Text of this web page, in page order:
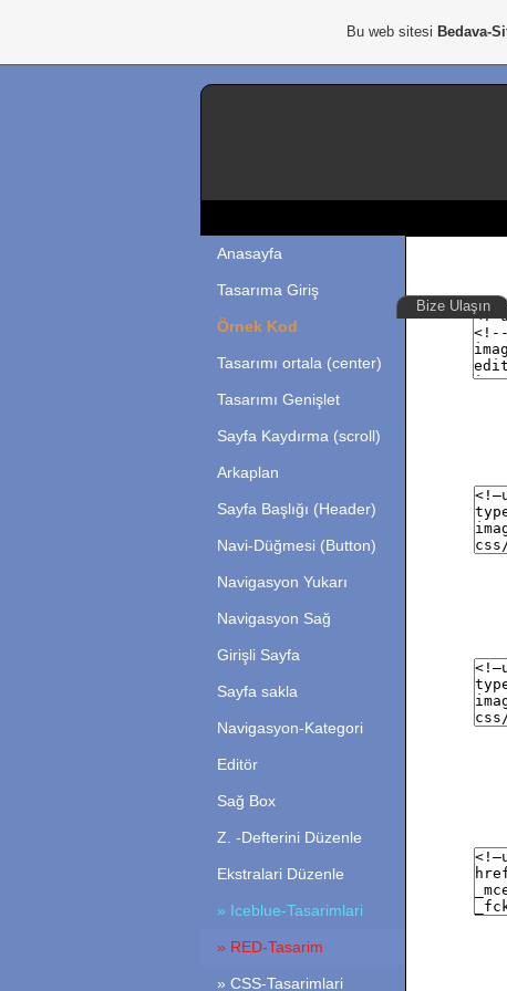
Bize Ulaşın
Anasayfa
Tasarıma Giriş
Örnek Kod
Tasarımı ortala (center)
Tasarımı Genişlet
Sayfa Kaydırma (scroll)
Arkaplan
Sayfa Başlığı (Header)
Navi-Düğmesi (Button)
Navigasyon Yukarı
Navigasyon Sağ
Girişli Sayfa
Sayfa sakla
Navigasyon-Kategori
Editör
Sağ Box
Z. -Defterini Düzenle
Ekstralari Düzenle
» Iceblue-Tasarimlari
» RED-Tasarim
» CSS-Tasarimlari
Bu web sitesi Bedava-